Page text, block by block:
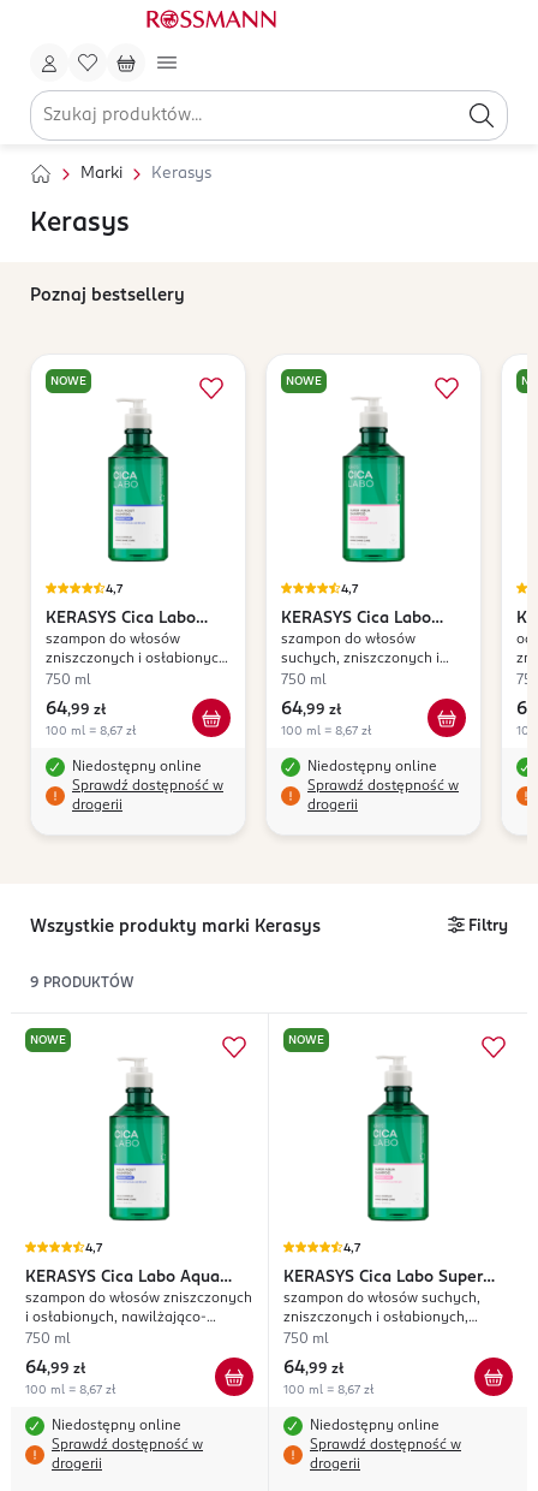
Marki Kerasys
Kerasys
Poznaj bestsellery
NOWE
4,7
KERASYS Cica Labo
Aqua Moist
szampon do włosów
zniszczonych i osłabionych,
nawilżająco-oczyszczający
750 ml
64,99 zł
100 ml = 8,67 zł
Niedostępny online
Sprawdź dostępność w
drogerii
NOWE
4,7
KERASYS Cica Labo
Super Aqua
szampon do włosów
suchych, zniszczonych i
osłabionych, nawilżająco-
750 ml
64,99 zł
100 ml = 8,67 zł
Niedostępny online
Sprawdź dostępność w
drogerii
64
Wszystkie produkty marki Kerasys Filtry
9 PRODUKTÓW
NOWE
4,7
KERASYS Cica Labo Aqua
Moist
szampon do włosów zniszczonych
i osłabionych, nawilżająco-
oczyszczający
750 ml
64,99 zł
100 ml = 8,67 zł
Niedostępny online
Sprawdź dostępność w
drogerii
NOWE
4,7
KERASYS Cica Labo Super
Aqua
szampon do włosów suchych,
zniszczonych i osłabionych,
nawilżająco-odżywczy
750 ml
64,99 zł
100 ml = 8,67 zł
Niedostępny online
Sprawdź dostępność w
drogerii